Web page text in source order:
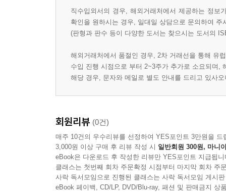
직수입외서의 경우, 해외거래처에서 제공하는 정
확인을 원하시는 경우, 일대일 상담으로 문의하여 주
(판형과 판수 등이 다양한 도서는 찾으시는 도서의
해외거래처에서 품절인 경우, 2차 거래선을 통해 유
수입 진행 시점으로 부터 2~3주가 추가로 소요되며,
해당 경우, 문자와 메일로 별도 안내를 드리고 있사
회원리뷰 (0건)
매주 10건의 우수리뷰를 선정하여 YES포인트 3만원을 드
3,000원 이상 구매 후 리뷰 작성 시 일반회원 300원, 마니
eBook은 다운로드 후 작성한 리뷰만 YES포인트 지급됩니
클래스는 첫번째 회차 주문확정 시점부터 마지막 회차 주
사락 독서모임으로 진행된 클래스는 사락 독서모임 게시
eBook 페이백, CD/LP, DVD/Blu-ray, 패션 및 판매금지 상